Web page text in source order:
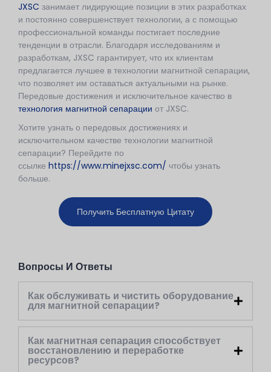
JXSC занимает лидирующие позиции в этих разработках
и постоянно совершенствует технологии, а с помощью
профессиональной команды постигает последние
тенденции в отрасли. Благодаря исследованиям и
разработкам, JXSC гарантирует, что их клиентам
предлагается лучшее в технологии магнитной сепарации,
что позволяет им оставаться актуальными на рынке.
Передовые достижения и исключительное качество в
технология магнитной сепарации от JXSC.
Хотите узнать о передовых достижениях и
исключительном качестве технологии магнитной
сепарации? Перейдите по
ссылке https://www.minejxsc.com/ чтобы узнать
больше.
Получить Бесплатную Цитату
Вопросы И Ответы
Как обслуживать и чистить оборудование
для магнитной сепарации?
Как магнитная сепарация способствует
восстановлению и переработке
ресурсов?